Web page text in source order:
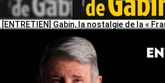
[ENTRETIEN] Gabin, la nostalgie de la «